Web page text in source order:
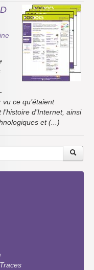
vu ce qu’étaient
d’Internet, ainsi
et (...)